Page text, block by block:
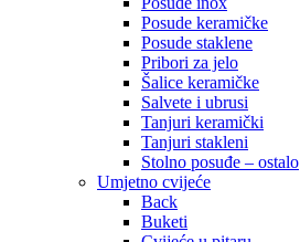
Posude keramičke
Posude staklene
Pribori za jelo
Šalice keramičke
Salvete i ubrusi
Tanjuri keramički
Tanjuri stakleni
Stolno posuđe – ostalo
Umjetno cvijeće
Back
Buketi